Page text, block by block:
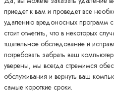
приедет к вам и проведет все
удалению вредоносных программ
стоит отметить, что в некоторых
тщательное обследование и
потребовать забрать ваш
уверены, мы всегда стремимся
обслуживания и вернуть ваш
самые короткие сроки.